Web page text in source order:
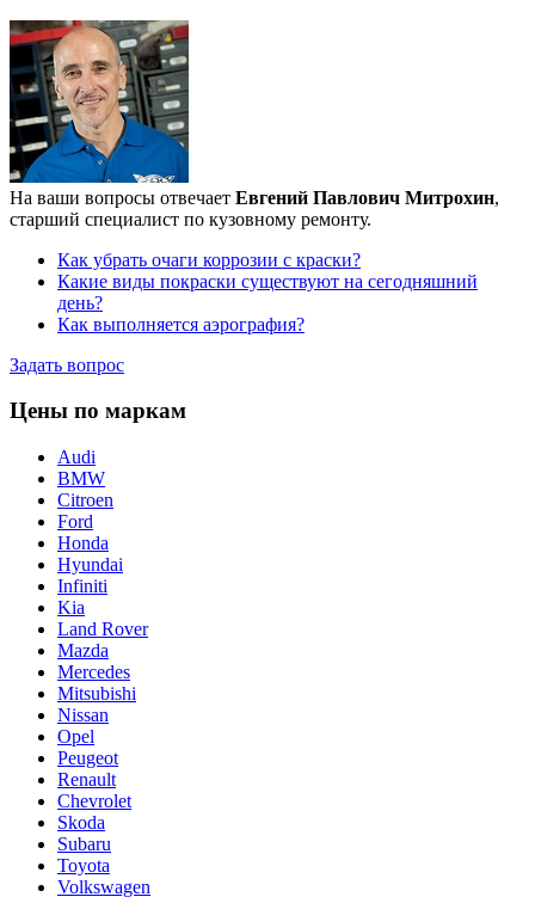
На ваши вопросы отвечает Евгений Павлович Митрохин,
старший специалист по кузовному ремонту.
Как убрать очаги коррозии с краски?
Какие виды покраски существуют на сегодняшний
день?
Как выполняется аэрография?
Задать вопрос
Цены по маркам
Audi
BMW
Citroen
Ford
Honda
Hyundai
Infiniti
Kia
Land Rover
Mazda
Merсedes
Mitsubishi
Nissan
Opel
Peugeot
Renault
Chevrolet
Skoda
Subaru
Toyota
Volkswagen